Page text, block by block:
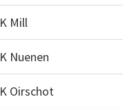
Mill
Nuenen
Oirschot